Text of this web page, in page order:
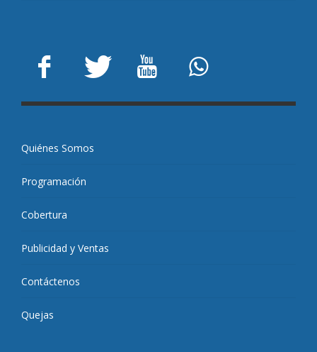
Quiénes Somos
Programación
Cobertura
Publicidad y Ventas
Contáctenos
Quejas